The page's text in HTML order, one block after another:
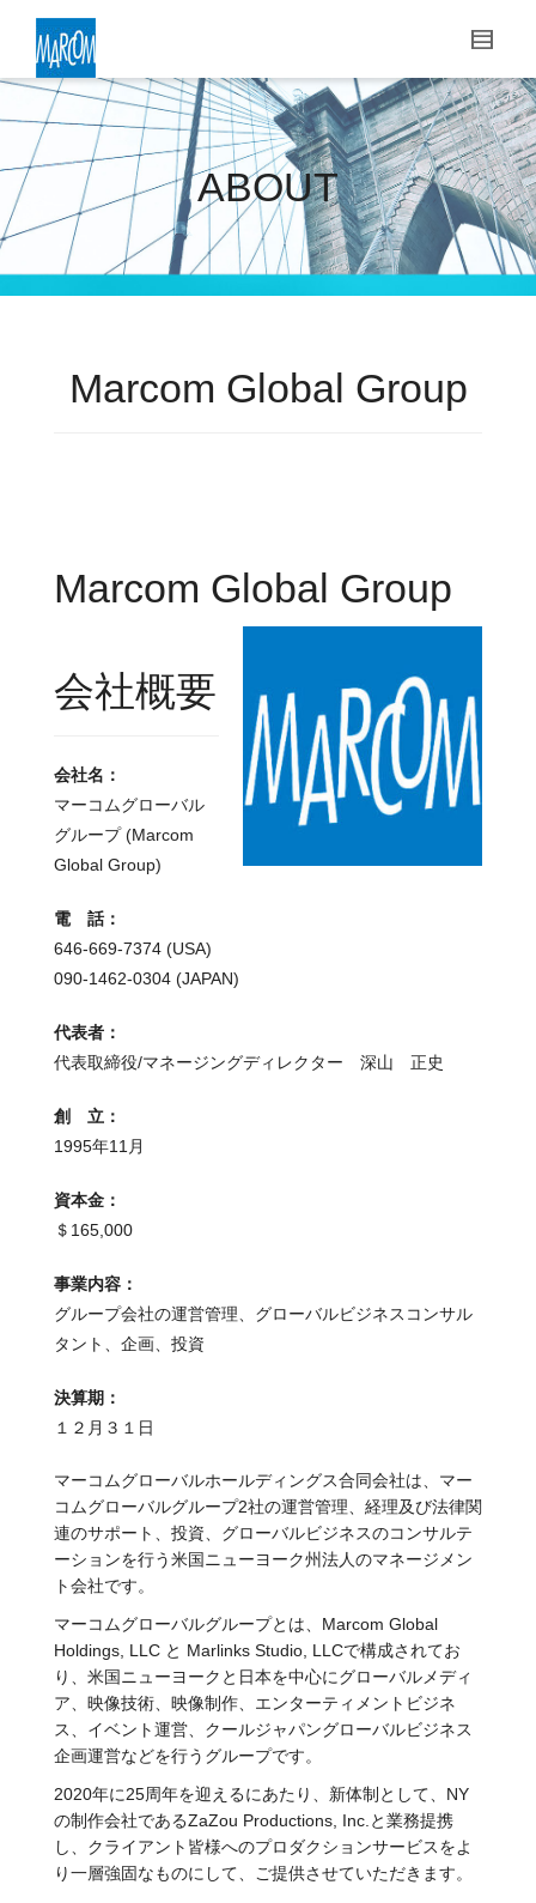
ABOUT
Marcom Global Group
Marcom Global Group
会社概要
会社名：
マーコムグローバル
グループ (Marcom
Global Group)
電 話：
646-669-7374 (USA)
090-1462-0304 (JAPAN)
代表者：
代表取締役/マネージングディレクター 深山 正史
創 立：
1995年11月
資本金：
＄165,000
事業内容：
グループ会社の運営管理、グローバルビジネスコンサル
タント、企画、投資
決算期：
１２月３１日
マーコムグローバルホールディングス合同会社は、マー
コムグローバルグループ2社の運営管理、経理及び法律関
連のサポート、投資、グローバルビジネスのコンサルテ
ーションを行う米国ニューヨーク州法人のマネージメン
ト会社です。
マーコムグローバルグループとは、Marcom Global
Holdings, LLC と Marlinks Studio, LLCで構成されてお
り、米国ニューヨークと日本を中心にグローバルメディ
ア、映像技術、映像制作、エンターティメントビジネ
ス、イベント運営、クールジャパングローバルビジネス
企画運営などを行うグループです。
2020年に25周年を迎えるにあたり、新体制として、NY
の制作会社であるZaZou Productions, Inc.と業務提携
し、クライアント皆様へのプロダクションサービスをよ
り一層強固なものにして、ご提供させていただきます。